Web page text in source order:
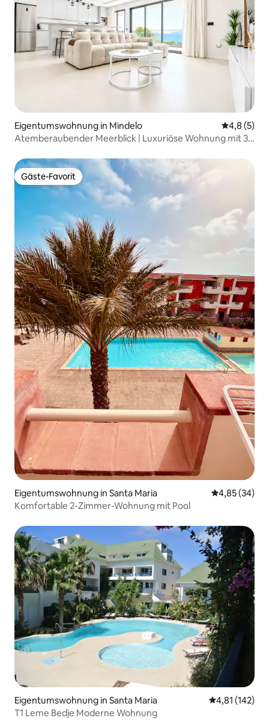
Eigentumswohnung in Mindelo
4,8 (5)
Atemberaubender Meerblick | Luxuriöse Wohnung mit 3
Gäste-Favorit
Gäste-Favorit
Eigentumswohnung in Santa Maria
4,85 (34)
Komfortable 2-Zimmer-Wohnung mit Pool
Eigentumswohnung in Santa Maria
4,81 (142)
T1 Leme Bedje Moderne Wohnung